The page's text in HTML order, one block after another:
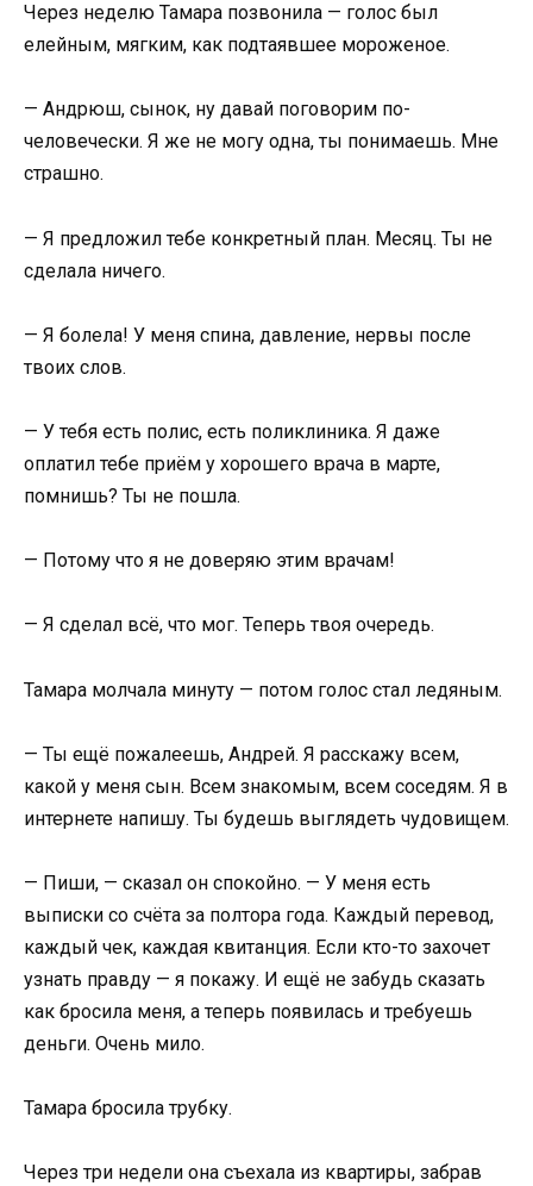
Через неделю Тамара позвонила — голос был
елейным, мягким, как подтаявшее мороженое.
— Андрюш, сынок, ну давай поговорим по-
человечески. Я же не могу одна, ты понимаешь. Мне
страшно.
— Я предложил тебе конкретный план. Месяц. Ты не
сделала ничего.
— Я болела! У меня спина, давление, нервы после
твоих слов.
— У тебя есть полис, есть поликлиника. Я даже
оплатил тебе приём у хорошего врача в марте,
помнишь? Ты не пошла.
— Потому что я не доверяю этим врачам!
— Я сделал всё, что мог. Теперь твоя очередь.
Тамара молчала минуту — потом голос стал ледяным.
— Ты ещё пожалеешь, Андрей. Я расскажу всем,
какой у меня сын. Всем знакомым, всем соседям. Я в
интернете напишу. Ты будешь выглядеть чудовищем.
— Пиши, — сказал он спокойно. — У меня есть
выписки со счёта за полтора года. Каждый перевод,
каждый чек, каждая квитанция. Если кто-то захочет
узнать правду — я покажу. И ещё не забудь сказать
как бросила меня, а теперь появилась и требуешь
деньги. Очень мило.
Тамара бросила трубку.
Через три недели она съехала из квартиры, забрав